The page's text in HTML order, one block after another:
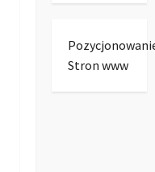
Stron www